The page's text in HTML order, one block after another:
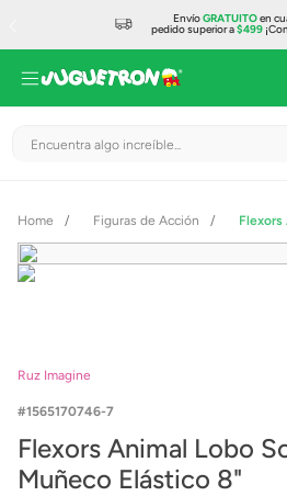
EnvíoGRATUITOen
pedido superior a$499
Encuentra algo increíble...
Figuras de Acción
Ruz Imagine
1565170746-7
Flexors Animal Lobo
Muñeco Elástico 8"